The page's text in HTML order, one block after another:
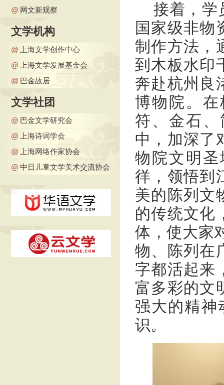
@ 网文新观察
文学机构
@
上海文学创作中心
@
上海文学发展基金会
@ 巴金故居
文学社团
@ 巴金文学研究会
@
上海诗词学会
@
上海网络作家协会
@ 中日儿童文学美术交流协会
接着，学
国家级非物
制作方法，
到木板水印
奔赴杭州良
博物院。
符、金石
中，加深了
物院文明
徉，领悟到
美的陈列文
的传统文化
体，使大家
物、陈列在
字都活起来
富多彩的文
强大的精神
识。